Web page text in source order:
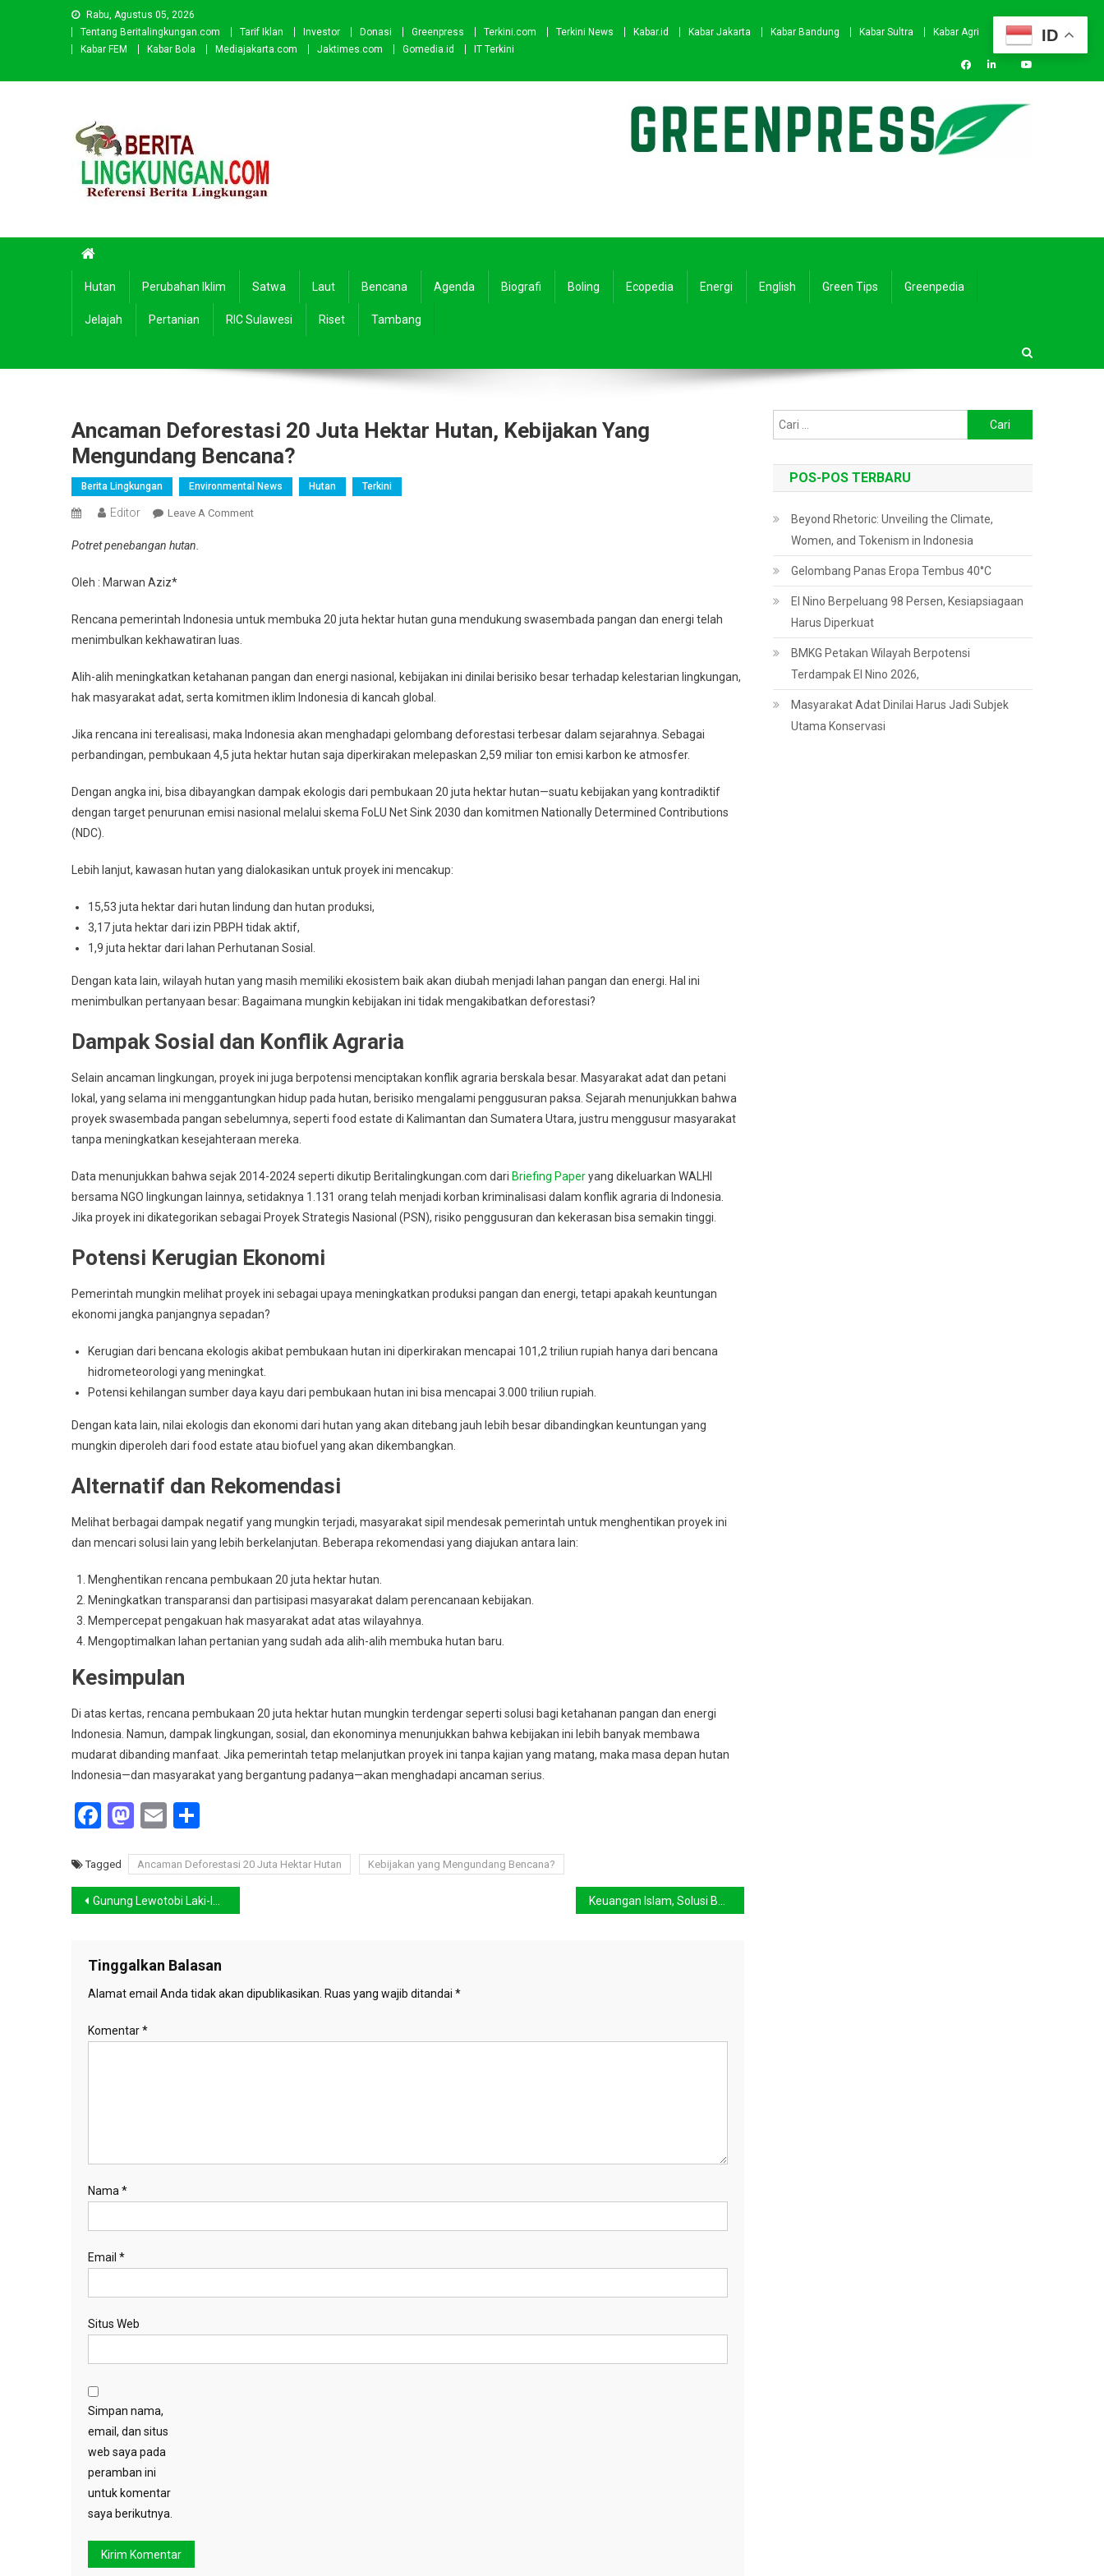
Rabu, Agustus 05, 2026
Tentang Beritalingkungan.com
Tarif Iklan Investor Donasi Greenpress Terkini.com Terkini News Kabar.id Kabar Jakarta Kabar Bandung Kabar Sultra
Kabar Agri
Kabar FEM
Kabar Bola Mediajakarta.com Jaktimes.com Gomedia.id IT Terkini
Hutan Perubahan Iklim Satwa Laut Bencana Agenda Biografi Boling Ecopedia Energi English Green Tips Greenpedia
Jelajah Pertanian RIC Sulawesi Riset Tambang
Ancaman Deforestasi 20 Juta Hektar Hutan, Kebijakan Yang
Mengundang Bencana?
Berita Lingkungan Environmental News Hutan Terkini
Editor Leave A CommentOn
Hutan,
Mengundang
Bencana?
Potret penebangan hutan.
Oleh : Marwan Aziz*
Rencana pemerintah Indonesia untuk membuka 20 juta hektar hutan guna mendukung swasembada pangan dan energi telah
menimbulkan kekhawatiran luas.
Alih-alih meningkatkan ketahanan pangan dan energi nasional, kebijakan ini dinilai berisiko besar terhadap kelestarian lingkungan,
hak masyarakat adat, serta komitmen iklim Indonesia di kancah global.
Jika rencana ini terealisasi, maka Indonesia akan menghadapi gelombang deforestasi terbesar dalam sejarahnya. Sebagai
perbandingan, pembukaan 4,5 juta hektar hutan saja diperkirakan melepaskan 2,59 miliar ton emisi karbon ke atmosfer.
Dengan angka ini, bisa dibayangkan dampak ekologis dari pembukaan 20 juta hektar hutan—suatu kebijakan yang kontradiktif
dengan target penurunan emisi nasional melalui skema FoLU Net Sink 2030 dan komitmen Nationally Determined Contributions
(NDC).
Lebih lanjut, kawasan hutan yang dialokasikan untuk proyek ini mencakup:
15,53 juta hektar dari hutan lindung dan hutan produksi,
3,17 juta hektar dari izin PBPH tidak aktif,
1,9 juta hektar dari lahan Perhutanan Sosial.
Dengan kata lain, wilayah hutan yang masih memiliki ekosistem baik akan diubah menjadi lahan pangan dan energi. Hal ini
menimbulkan pertanyaan besar: Bagaimana mungkin kebijakan ini tidak mengakibatkan deforestasi?
Dampak Sosial dan Konflik Agraria
Selain ancaman lingkungan, proyek ini juga berpotensi menciptakan konflik agraria berskala besar. Masyarakat adat dan petani
lokal, yang selama ini menggantungkan hidup pada hutan, berisiko mengalami penggusuran paksa. Sejarah menunjukkan bahwa
proyek swasembada pangan sebelumnya, seperti food estate di Kalimantan dan Sumatera Utara, justru menggusur masyarakat
tanpa meningkatkan kesejahteraan mereka.
Data menunjukkan bahwa sejak 2014-2024 seperti dikutip Beritalingkungan.com dari Briefing Paperyang dikeluarkan WALHI
bersama NGO lingkungan lainnya, setidaknya 1.131 orang telah menjadi korban kriminalisasi dalam konflik agraria di Indonesia.
Jika proyek ini dikategorikan sebagai Proyek Strategis Nasional (PSN), risiko penggusuran dan kekerasan bisa semakin tinggi.
Potensi Kerugian Ekonomi
Pemerintah mungkin melihat proyek ini sebagai upaya meningkatkan produksi pangan dan energi, tetapi apakah keuntungan
ekonomi jangka panjangnya sepadan?
Kerugian dari bencana ekologis akibat pembukaan hutan ini diperkirakan mencapai 101,2 triliun rupiah hanya dari bencana
hidrometeorologi yang meningkat.
Potensi kehilangan sumber daya kayu dari pembukaan hutan ini bisa mencapai 3.000 triliun rupiah.
Dengan kata lain, nilai ekologis dan ekonomi dari hutan yang akan ditebang jauh lebih besar dibandingkan keuntungan yang
mungkin diperoleh dari food estate atau biofuel yang akan dikembangkan.
Alternatif dan Rekomendasi
Melihat berbagai dampak negatif yang mungkin terjadi, masyarakat sipil mendesak pemerintah untuk menghentikan proyek ini
dan mencari solusi lain yang lebih berkelanjutan. Beberapa rekomendasi yang diajukan antara lain:
Menghentikan rencana pembukaan 20 juta hektar hutan.
Meningkatkan transparansi dan partisipasi masyarakat dalam perencanaan kebijakan.
Mempercepat pengakuan hak masyarakat adat atas wilayahnya.
Mengoptimalkan lahan pertanian yang sudah ada alih-alih membuka hutan baru.
Kesimpulan
Di atas kertas, rencana pembukaan 20 juta hektar hutan mungkin terdengar seperti solusi bagi ketahanan pangan dan energi
Indonesia. Namun, dampak lingkungan, sosial, dan ekonominya menunjukkan bahwa kebijakan ini lebih banyak membawa
mudarat dibanding manfaat. Jika pemerintah tetap melanjutkan proyek ini tanpa kajian yang matang, maka masa depan hutan
Indonesia—dan masyarakat yang bergantung padanya—akan menghadapi ancaman serius.
Facebook
Mastodon
Email
Tagged Ancaman Deforestasi 20 Juta Hektar Hutan Kebijakan yang Mengundang Bencana?
Navigasi
Gunung Lewotobi Laki-laki Berstatus Awas, Warga Diminta Siaga
Tinggalkan Balasan
Alamat email Anda tidak akan dipublikasikan. Ruas yang wajib ditandai *
Komentar*
Nama *
Email *
Situs Web
Simpan nama,
email, dan situs
web saya pada
peramban ini
untuk komentar
saya berikutnya.
untuk:
POS-POS TERBARU
Beyond Rhetoric: Unveiling the Climate,
Women, and Tokenism in Indonesia
Gelombang Panas Eropa Tembus 40°C
El Nino Berpeluang 98 Persen, Kesiapsiagaan
Harus Diperkuat
BMKG Petakan Wilayah Berpotensi
Terdampak El Nino 2026,
Masyarakat Adat Dinilai Harus Jadi Subjek
Utama Konservasi
ID